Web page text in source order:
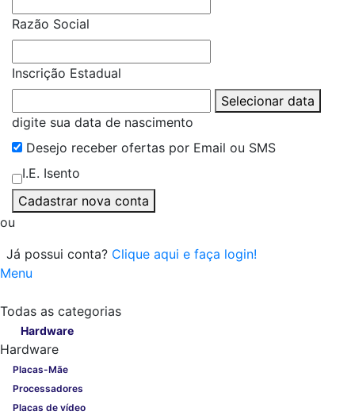
Razão Social
Inscrição Estadual
Selecionar data
digite sua data de nascimento
Desejo receber ofertas por Email ou SMS
I.E. Isento
Cadastrar nova conta
ou
Já possui conta? Clique aqui e faça login!
Menu
Todas as categorias
Hardware
Hardware
Placas-Mãe
Processadores
Placas de vídeo